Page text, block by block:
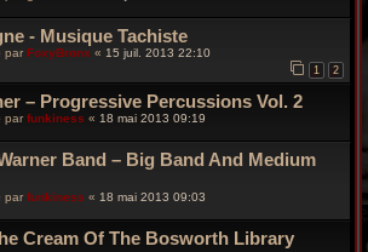
- Musique Tachiste
par FoxyBronx « 15 juil. 2013 22:10
1 2
– Progressive Percussions Vol. 2
parfunkiness « 18 mai 2013 09:19
Band – Big Band And Medium
par funkiness « 18 mai 2013 09:03
Cream Of The Bosworth Library